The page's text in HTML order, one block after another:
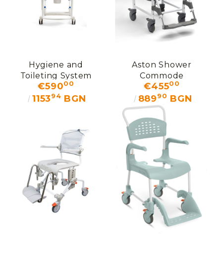
Hygiene and
Toileting System
Rifton HTS
€59000
115394 BGN
Aston Shower
Commode
€45500
88990 BGN